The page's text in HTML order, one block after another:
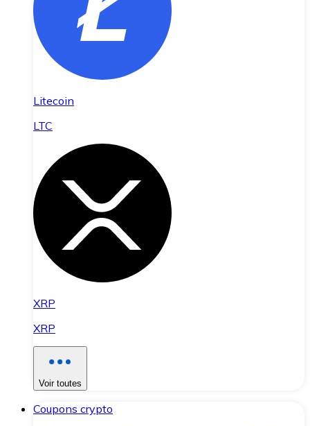
Litecoin
LTC
XRP
XRP
Voir toutes
Coupons crypto